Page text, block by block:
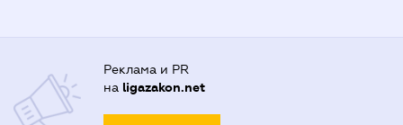
Реклама и PR
на ligazakon.net